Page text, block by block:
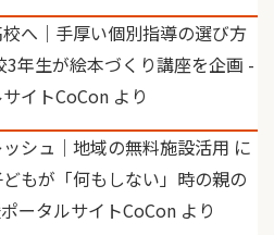
へ｜手厚い個別指導の選び方
年生が絵本づくり講座を企画 -
イトCoCon より
シュ｜地域の無料施設活用 に
もが「何もしない」時の親の
ータルサイトCoCon より